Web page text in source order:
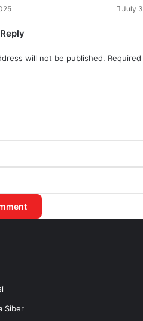
Lakukan Kajian
July
will not be published.
Siber